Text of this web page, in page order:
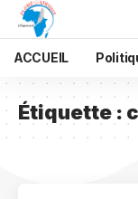
ACCUEIL
Étiquette :